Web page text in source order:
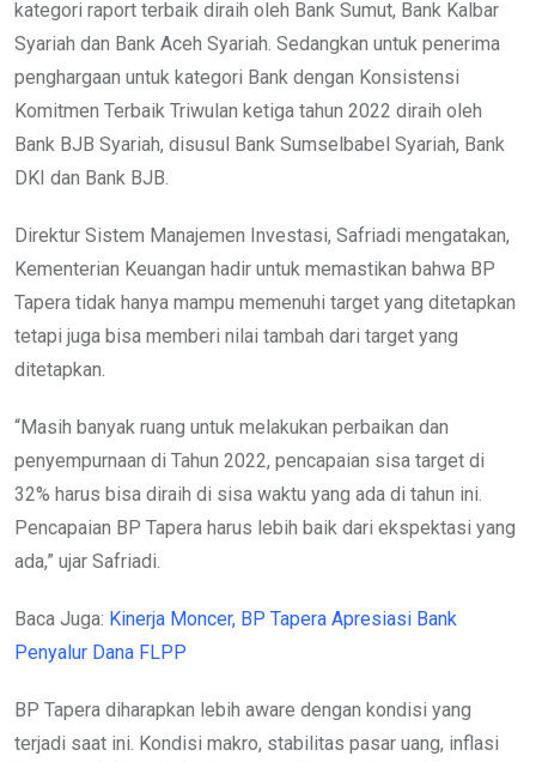
kategori raport terbaik diraih oleh Bank Sumut, Bank Kalbar
Syariah dan Bank Aceh Syariah. Sedangkan untuk penerima
penghargaan untuk kategori Bank dengan Konsistensi
Komitmen Terbaik Triwulan ketiga tahun 2022 diraih oleh
Bank BJB Syariah, disusul Bank Sumselbabel Syariah, Bank
DKI dan Bank BJB.
Direktur Sistem Manajemen Investasi, Safriadi mengatakan,
Kementerian Keuangan hadir untuk memastikan bahwa BP
Tapera tidak hanya mampu memenuhi target yang ditetapkan
tetapi juga bisa memberi nilai tambah dari target yang
ditetapkan.
“Masih banyak ruang untuk melakukan perbaikan dan
penyempurnaan di Tahun 2022, pencapaian sisa target di
32% harus bisa diraih di sisa waktu yang ada di tahun ini.
Pencapaian BP Tapera harus lebih baik dari ekspektasi yang
ada,” ujar Safriadi.
Baca Juga: Kinerja Moncer, BP Tapera Apresiasi Bank
Penyalur Dana FLPP
BP Tapera diharapkan lebih aware dengan kondisi yang
terjadi saat ini. Kondisi makro, stabilitas pasar uang, inflasi